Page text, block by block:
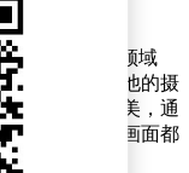
转身投入摄影领域
新的灵魂。他的摄
景的如画之美，通
下，每一帧画面都